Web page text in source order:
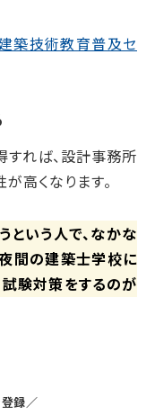
築技術教育普及セ
れば、設計事務所
高くなります。
いう人で、なかな
間の建築士学校に
験対策をするのが
録／